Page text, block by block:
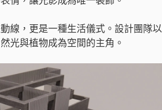
線，更是一種生活儀式。設計團隊以
光與植物成為空間的主角。